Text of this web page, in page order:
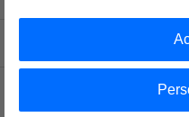
Haut